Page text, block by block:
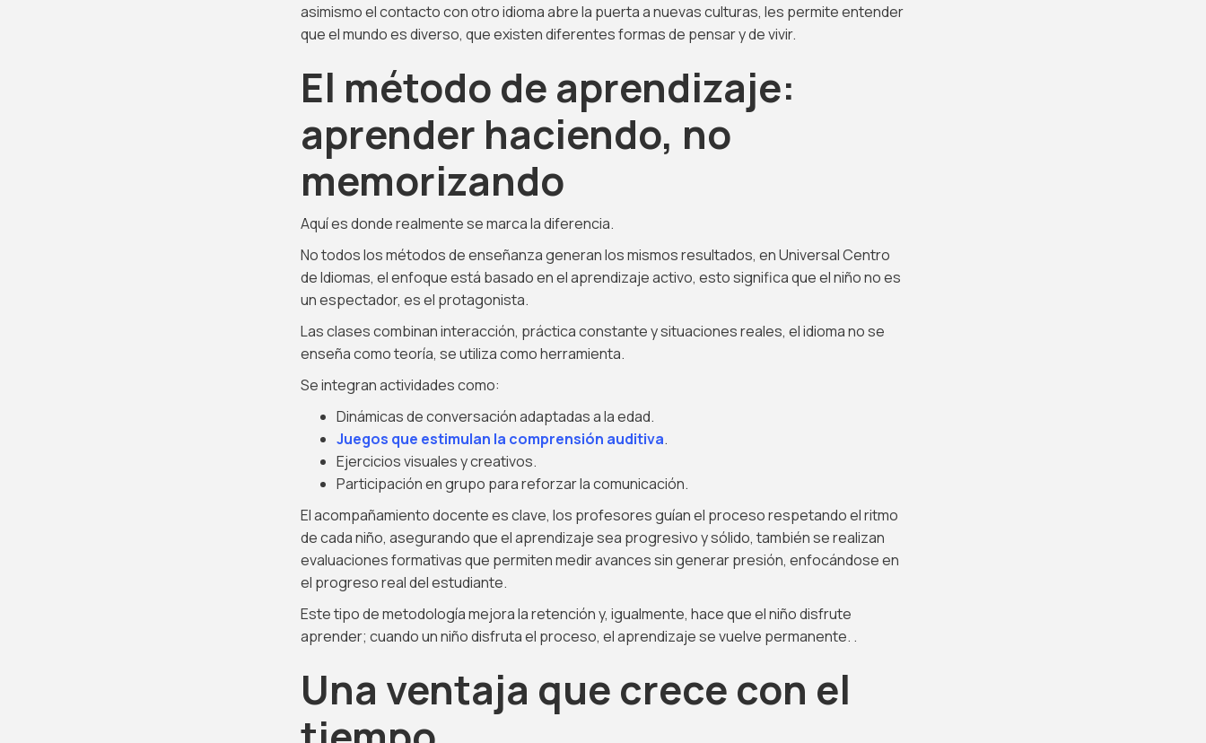
asimismo el contacto con otro idioma abre la puerta a nuevas culturas, les permite entender
que el mundo es diverso, que existen diferentes formas de pensar y de vivir.
El método de aprendizaje:
aprender haciendo, no
memorizando
Aquí es donde realmente se marca la diferencia.
No todos los métodos de enseñanza generan los mismos resultados, en Universal Centro
de Idiomas, el enfoque está basado en el aprendizaje activo, esto significa que el niño no es
un espectador, es el protagonista.
Las clases combinan interacción, práctica constante y situaciones reales, el idioma no se
enseña como teoría, se utiliza como herramienta.
Se integran actividades como:
Dinámicas de conversación adaptadas a la edad.
Juegos que estimulan la comprensión auditiva.
Ejercicios visuales y creativos.
Participación en grupo para reforzar la comunicación.
El acompañamiento docente es clave, los profesores guían el proceso respetando el ritmo
de cada niño, asegurando que el aprendizaje sea progresivo y sólido, también se realizan
evaluaciones formativas que permiten medir avances sin generar presión, enfocándose en
el progreso real del estudiante.
Este tipo de metodología mejora la retención y, igualmente, hace que el niño disfrute
aprender; cuando un niño disfruta el proceso, el aprendizaje se vuelve permanente. .
Una ventaja que crece con el